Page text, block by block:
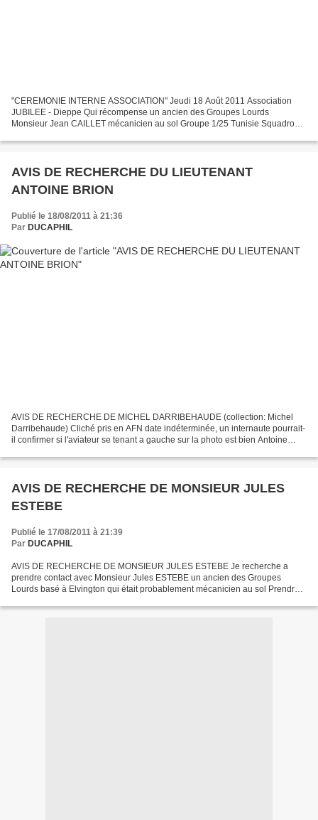
"CEREMONIE INTERNE ASSOCIATION" Jeudi 18 Août 2011 Association
JUBILEE - Dieppe Qui récompense un ancien des Groupes Lourds
Monsieur Jean CAILLET mécanicien au sol Groupe 1/25 Tunisie Squadron
AVIS DE RECHERCHE DU LIEUTENANT
ANTOINE BRION
Publié le 18/08/2011 à 21:36
Par DUCAPHIL
AVIS DE RECHERCHE DE MICHEL DARRIBEHAUDE (collection: Michel
Darribehaude) Cliché pris en AFN date indéterminée, un internaute pourrait-
il confirmer si l'aviateur se tenant a gauche sur la photo est bien Antoine
AVIS DE RECHERCHE DE MONSIEUR JULES
ESTEBE
Publié le 17/08/2011 à 21:39
Par DUCAPHIL
AVIS DE RECHERCHE DE MONSIEUR JULES ESTEBE Je recherche a
prendre contact avec Monsieur Jules ESTEBE un ancien des Groupes
Lourds basé à Elvington qui était probablement mécanicien au sol Prendre